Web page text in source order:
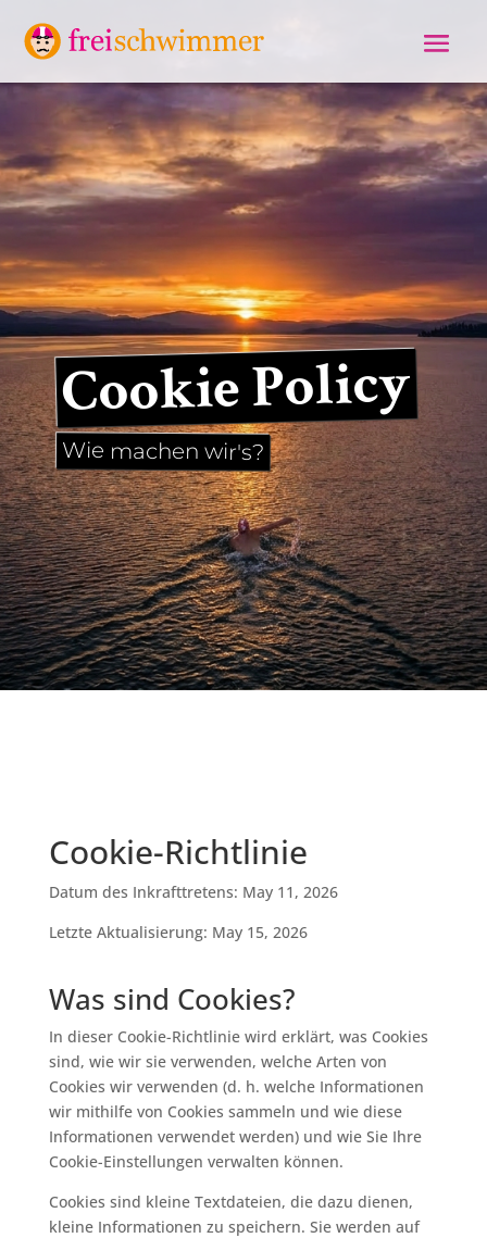
Cookie Policy
Wie machen wir's?
Cookie-Richtlinie
Datum des Inkrafttretens: May 11, 2026
Letzte Aktualisierung: May 15, 2026
Was sind Cookies?
In dieser Cookie-Richtlinie wird erklärt, was Cookies
sind, wie wir sie verwenden, welche Arten von
Cookies wir verwenden (d. h. welche Informationen
wir mithilfe von Cookies sammeln und wie diese
Informationen verwendet werden) und wie Sie Ihre
Cookie-Einstellungen verwalten können.
Cookies sind kleine Textdateien, die dazu dienen,
kleine Informationen zu speichern. Sie werden auf